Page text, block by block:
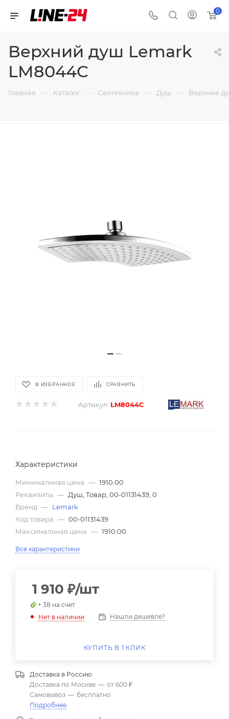
0
Верхний душ Lemark
LM8044C
Главная — Каталог — Сантехника — Душ — Верхние
В ИЗБРАННОЕ СРАВНИТЬ
Артикул: LM8044C
Характеристики
Минимальная цена — 1910.00
Реквизиты — Душ, Товар, 00-01131439, 0
Бренд — Lemark
Код товара — 00-01131439
Максимальная цена — 1910.00
Все характеристики
1 910 ₽/шт
+ 38 на счет
Нет в наличии
Нашли дешевле?
КУПИТЬ В 1 КЛИК
Доставка в Россию
Доставка по Москве — от 600 ₽
Самовывоз — бесплатно
Подробнее